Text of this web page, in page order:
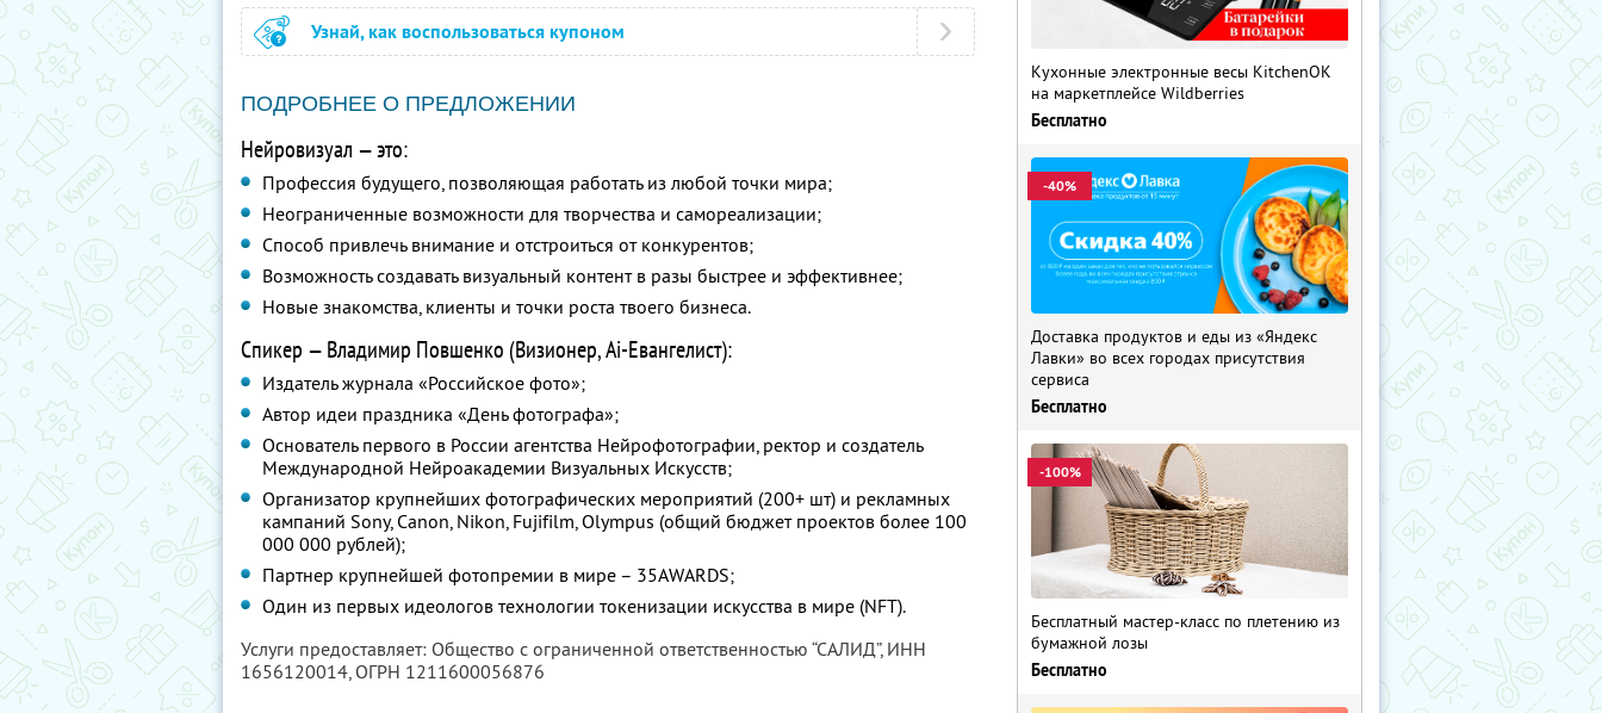
Узнай, как воспользоваться купоном
ПОДРОБНЕЕ О ПРЕДЛОЖЕНИИ
Нейровизуал — это:
Профессия будущего, позволяющая работать из любой точки мира;
Неограниченные возможности для творчества и самореализации;
Способ привлечь внимание и отстроиться от конкурентов;
Возможность создавать визуальный контент в разы быстрее и эффективнее;
Новые знакомства, клиенты и точки роста твоего бизнеса.
Спикер — Владимир Повшенко (Визионер, Ai-Евангелист):
Издатель журнала «Российское фото»;
Автор идеи праздника «День фотографа»;
Основатель первого в России агентства Нейрофотографии, ректор и создатель
Международной Нейроакадемии Визуальных Искусств;
Организатор крупнейших фотографических мероприятий (200+ шт) и рекламных
кампаний Sony, Canon, Nikon, Fujifilm, Olympus (общий бюджет проектов более 100
000 000 рублей);
Партнер крупнейшей фотопремии в мире – 35AWARDS;
Один из первых идеологов технологии токенизации искусства в мире (NFT).
Услуги предоставляет: Общество с ограниченной ответственностью “САЛИД”, ИНН
1656120014, ОГРН 1211600056876
Кухонные электронные весы KitchenOK
на маркетплейсе Wildberries
Бесплатно
-40%
Доставка продуктов и еды из «Яндекс
Лавки» во всех городах присутствия
сервиса
Бесплатно
-100%
Бесплатный мастер-класс по плетению из
бумажной лозы
Бесплатно